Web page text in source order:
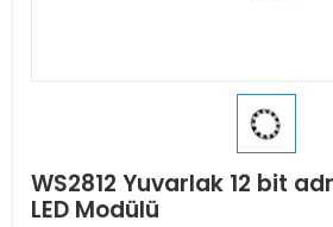
WS2812 Yuvarlak 12 bit
LED Modülü